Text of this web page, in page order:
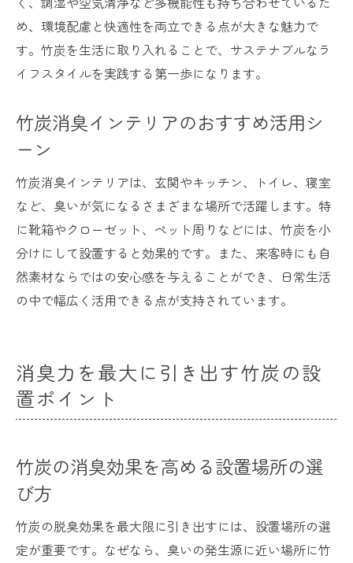
め、環境配慮と快適性を両立できる点が大きな魅力で
す。竹炭を生活に取り入れることで、サステナブルなラ
イフスタイルを実践する第一歩になります。
竹炭消臭インテリアのおすすめ活用シ
ーン
竹炭消臭インテリアは、玄関やキッチン、トイレ、寝室
など、臭いが気になるさまざまな場所で活躍します。特
に靴箱やクローゼット、ペット周りなどには、竹炭を小
分けにして設置すると効果的です。また、来客時にも自
然素材ならではの安心感を与えることができ、日常生活
の中で幅広く活用できる点が支持されています。
消臭力を最大に引き出す竹炭の設
置ポイント
竹炭の消臭効果を高める設置場所の選
び方
竹炭の脱臭効果を最大限に引き出すには、設置場所の選
定が重要です。なぜなら、臭いの発生源に近い場所に竹